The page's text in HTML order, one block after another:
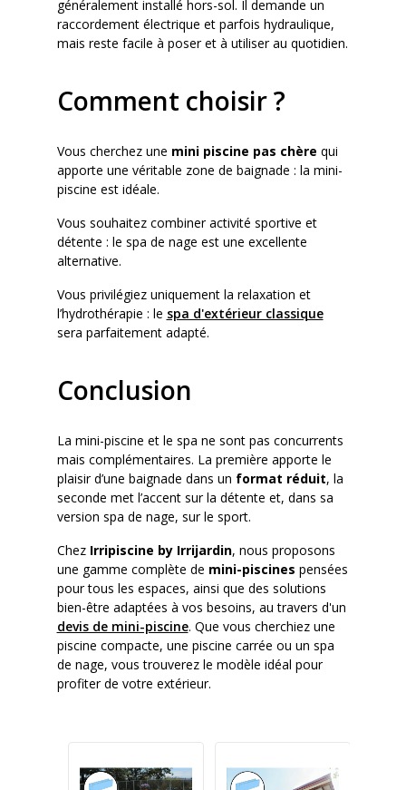
généralement installé hors-sol. Il demande un
raccordement électrique et parfois hydraulique,
mais reste facile à poser et à utiliser au quotidien.
Comment choisir ?
Vous cherchez une mini piscine pas chère qui
apporte une véritable zone de baignade : la mini-
piscine est idéale.
Vous souhaitez combiner activité sportive et
détente : le spa de nage est une excellente
alternative.
Vous privilégiez uniquement la relaxation et
l’hydrothérapie : le spa d'extérieur classique
sera parfaitement adapté.
Conclusion
La mini-piscine et le spa ne sont pas concurrents
mais complémentaires. La première apporte le
plaisir d’une baignade dans un format réduit, la
seconde met l’accent sur la détente et, dans sa
version spa de nage, sur le sport.
Chez Irripiscine by Irrijardin, nous proposons
une gamme complète de mini-piscines pensées
pour tous les espaces, ainsi que des solutions
bien-être adaptées à vos besoins, au travers d'un
devis de mini-piscine. Que vous cherchiez une
piscine compacte, une piscine carrée ou un spa
de nage, vous trouverez le modèle idéal pour
profiter de votre extérieur.